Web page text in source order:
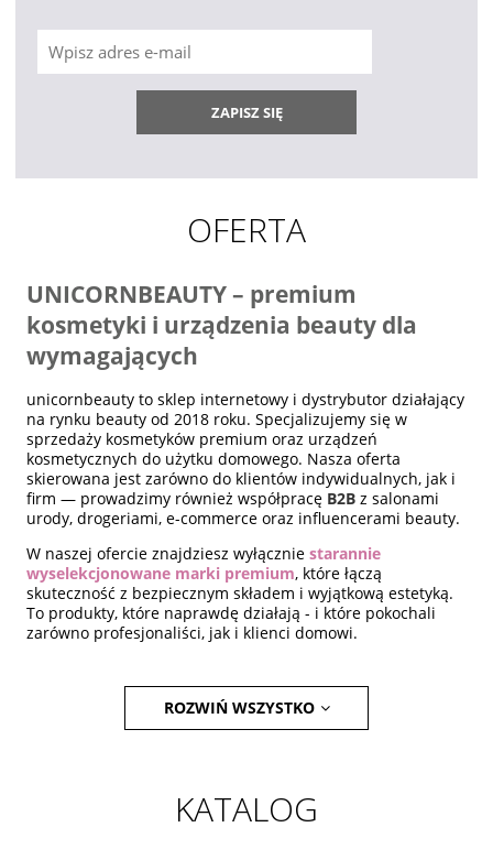
ZAPISZ SIĘ
OFERTA
UNICORNBEAUTY – premium
kosmetyki i urządzenia beauty dla
wymagających
unicornbeauty to sklep internetowy i dystrybutor działający
na rynku beauty od 2018 roku. Specjalizujemy się w
sprzedaży kosmetyków premium oraz urządzeń
kosmetycznych do użytku domowego. Nasza oferta
skierowana jest zarówno do klientów indywidualnych, jak i
firm — prowadzimy również współpracę B2B z salonami
urody, drogeriami, e-commerce oraz influencerami beauty.
W naszej ofercie znajdziesz wyłącznie starannie
wyselekcjonowane marki premium, które łączą
skuteczność z bezpiecznym składem i wyjątkową estetyką.
To produkty, które naprawdę działają - i które pokochali
zarówno profesjonaliści, jak i klienci domowi.
ROZWIŃ WSZYSTKO
KATALOG